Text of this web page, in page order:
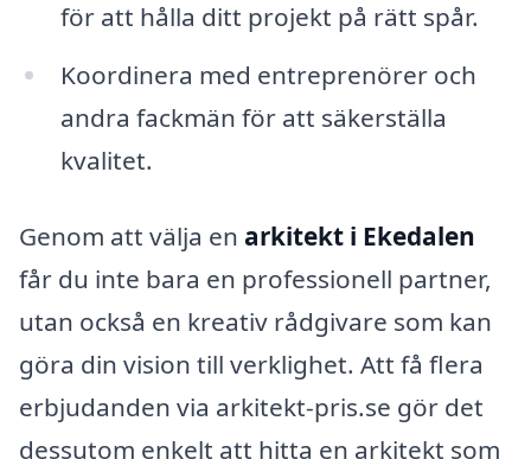
för att hålla ditt projekt på rätt spår.
Koordinera med entreprenörer och
andra fackmän för att säkerställa
kvalitet.
Genom att välja en arkitekt i Ekedalen
får du inte bara en professionell partner,
utan också en kreativ rådgivare som kan
göra din vision till verklighet. Att få flera
erbjudanden via arkitekt-pris.se gör det
dessutom enkelt att hitta en arkitekt som